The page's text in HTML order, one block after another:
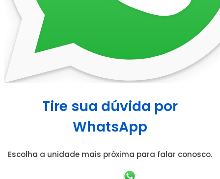
Tire sua dúvida por
WhatsApp
Escolha a unidade mais próxima para falar conosco.